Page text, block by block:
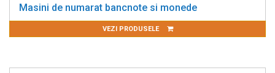
Masini de numarat bancnote si monede
VEZI PRODUSELE